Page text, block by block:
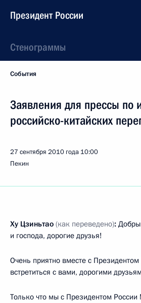
Президент России
Стенограммы
События
Заявления для прессы по
российско-китайских
27 сентября 2010 года 10:00
Пекин
Ху Цзиньтао (как переведено):
и господа, дорогие друзья!
Очень приятно вместе с
встретиться с вами, дорогими
Только что мы с Президентом